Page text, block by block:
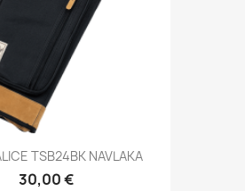
TSB24BK NAVLAKA
30,00 €